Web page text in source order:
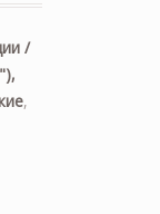
/
,